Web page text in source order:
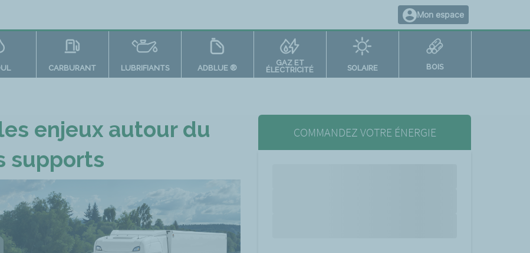
Mon espace
CARBURANT LUBRIFIANTS ADBLUE ®
GAZ ET
ÉLECTRICITÉ
SOLAIRE BOIS
enjeux autour du
supports
COMMANDEZ VOTRE ÉNERGIE